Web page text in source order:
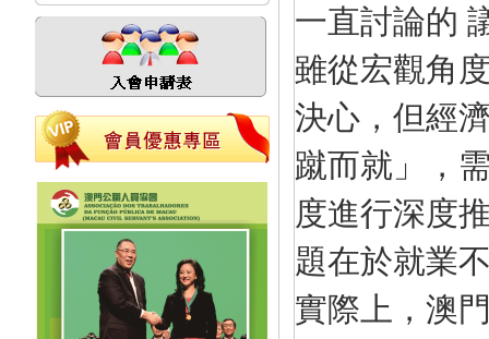
一直討論的
雖從宏觀角
決心，但經
蹴而就」，
度進行深度
題在於就業
實際上，澳